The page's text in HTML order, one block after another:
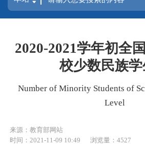
2020-2021学年初全
校少数民族
Number of Minority Students of
Level
来源：教育部网站
时间：2021-11-09 10:49
浏览量：4527